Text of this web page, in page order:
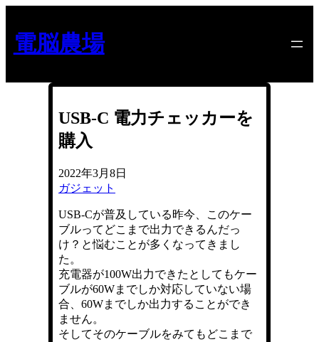
を
ス
ッ
電脳農場
USB-C 電力チェッカーを
購入
2022年3月8日
ガジェット
USB-Cが普及している昨今、このケー
ブルってどこまで出力できるんだっ
け？と悩むことが多くなってきまし
た。
充電器が100W出力できたとしてもケー
ブルが60Wまでしか対応していない場
合、60Wまでしか出力することができ
ません。
そしてそのケーブルをみてもどこまで